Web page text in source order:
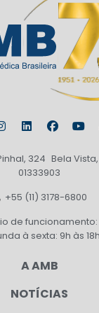
324 Bela
01333903
+55 (11) 3178-6800
de funcionamento:
à sexta: 9h às 18h
A AMB
NOTÍCIAS